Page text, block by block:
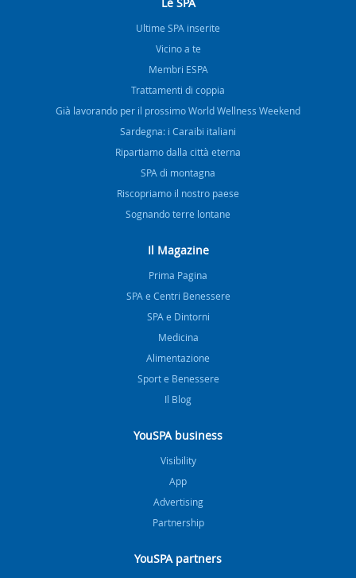
Ultime SPA inserite
Vicino a te
Membri ESPA
Trattamenti di coppia
Già lavorando per il prossimo World Wellness Weekend
Sardegna: i Caraibi italiani
Ripartiamo dalla città eterna
SPA di montagna
Riscopriamo il nostro paese
Sognando terre lontane
Il Magazine
Prima Pagina
SPA e Centri Benessere
SPA e Dintorni
Medicina
Alimentazione
Sport e Benessere
Il Blog
YouSPA business
Visibility
App
Advertising
Partnership
YouSPA partners